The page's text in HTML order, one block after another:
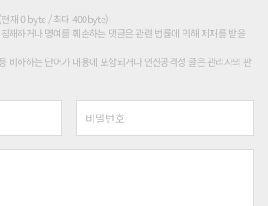
현재 0 byte / 최대 400byte)
해하거나 명예를 훼손하는 댓글은 관련 법률에 의해 제재를 받을
비하하는 단어가 내용에 포함되거나 인신공격성 글은 관리자의 판